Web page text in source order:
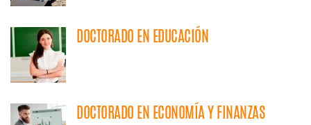
DOCTORADO EN EDUCACIÓN
DOCTORADO EN ECONOMÍA Y FINANZAS